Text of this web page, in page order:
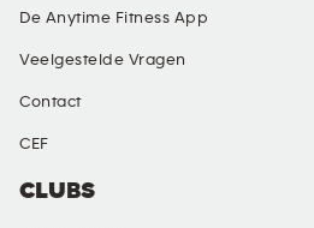
CLUBS
De Anytime Fitness App
Veelgestelde Vragen
Contact
CEF